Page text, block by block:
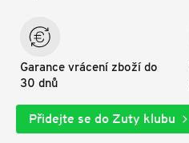
Garance vrácení zboží do
30 dnů
Přidejte se do Zuty klubu